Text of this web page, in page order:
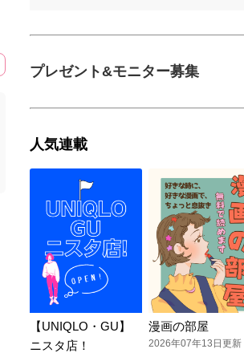
プレゼント&モニター募集
人気連載
【UNIQLO・GU】
ニスタ店！
漫画の部屋
2026年07年13日更新